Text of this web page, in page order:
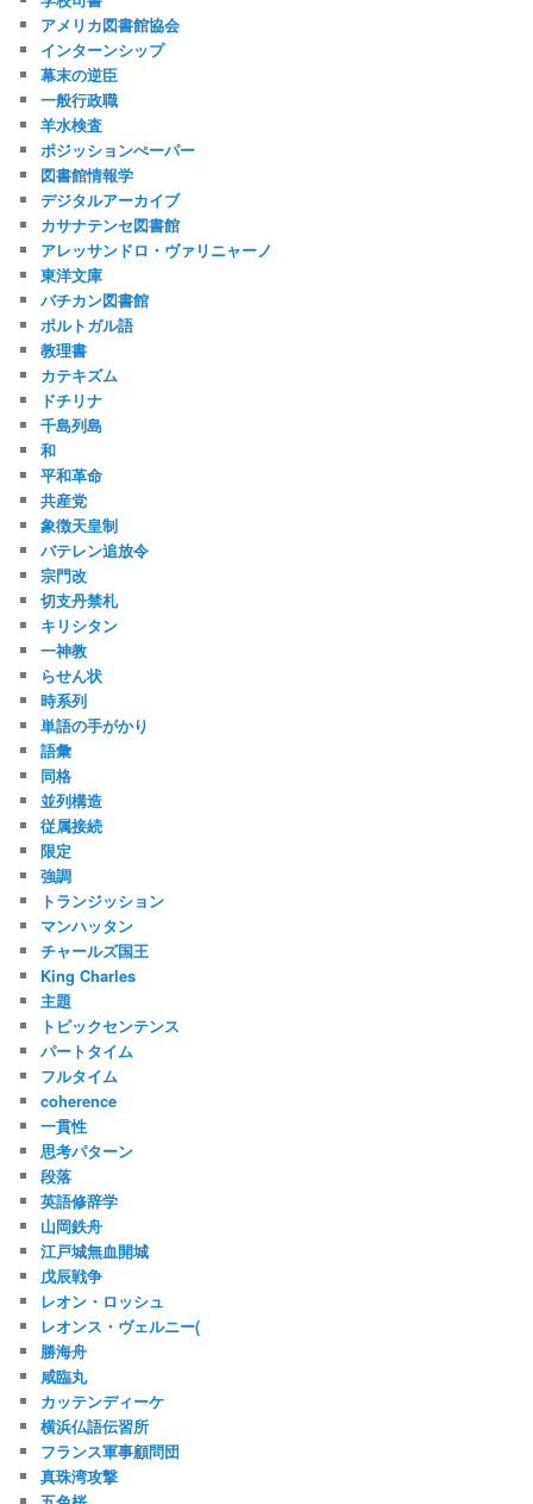
アメリカ図書館協会
インターンシップ
幕末の逆臣
一般行政職
羊水検査
ポジッションぺーパー
図書館情報学
デジタルアーカイブ
カサナテンセ図書館
アレッサンドロ・ヴァリニャーノ
東洋文庫
バチカン図書館
ポルトガル語
教理書
カテキズム
ドチリナ
千島列島
和
平和革命
共産党
象徴天皇制
バテレン追放令
宗門改
切支丹禁札
キリシタン
一神教
らせん状
時系列
単語の手がかり
語彙
同格
並列構造
従属接続
限定
強調
トランジッション
マンハッタン
チャールズ国王
King Charles
主題
トピックセンテンス
パートタイム
フルタイム
coherence
一貫性
思考パターン
段落
英語修辞学
山岡鉄舟
江戸城無血開城
戊辰戦争
レオン・ロッシュ
レオンス・ヴェルニー(
勝海舟
咸臨丸
カッテンディーケ
横浜仏語伝習所
フランス軍事顧問団
真珠湾攻撃